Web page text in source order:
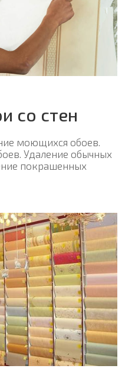
со стен
моющихся обоев.
Удаление обычных
покрашенных